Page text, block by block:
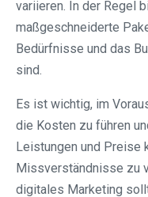
variieren. In der Regel
maßgeschneiderte
Bedürfnisse und das
sind.
Es ist wichtig, im
die Kosten zu führen
Leistungen und Preise
Missverständnisse zu
digitales Marketing